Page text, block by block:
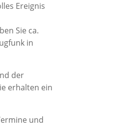
Ereignis
Sie ca.
in
der
erhalten ein
und